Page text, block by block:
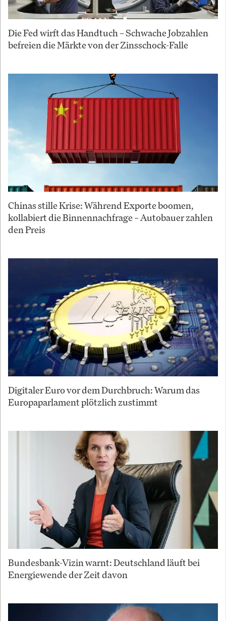
Die Fed wirft das Handtuch – Schwache Jobzahlen
befreien die Märkte von der Zinsschock-Falle
Chinas stille Krise: Während Exporte boomen,
kollabiert die Binnennachfrage – Autobauer zahlen
den Preis
Digitaler Euro vor dem Durchbruch: Warum das
Europaparlament plötzlich zustimmt
Bundesbank-Vizin warnt: Deutschland läuft bei
Energiewende der Zeit davon